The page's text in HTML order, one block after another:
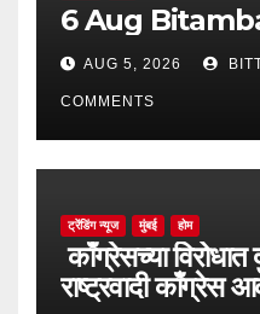
6 Aug
AUG 5, 2026
COMMENTS
ट्रेंडिंग न्यूज मुंबई होम
काँग्रेसच्या विरोधात
राष्ट्रवादी काँग्रेस